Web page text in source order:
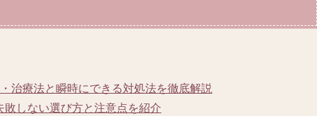
治療法と瞬時にできる対処法を徹底解説
しない選び方と注意点を紹介